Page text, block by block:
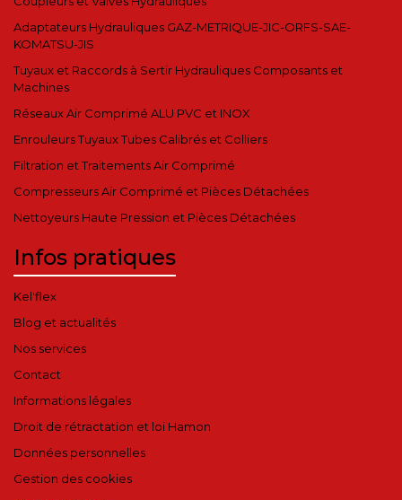
Adaptateurs Hydrauliques GAZ-METRIQUE-JIC-ORFS-SAE-
KOMATSU-JIS
Tuyaux et Raccords à Sertir Hydrauliques Composants et
Machines
Réseaux Air Comprimé ALU PVC et INOX
Enrouleurs Tuyaux Tubes Calibrés et Colliers
Filtration et Traitements Air Comprimé
Compresseurs Air Comprimé et Pièces Détachées
Nettoyeurs Haute Pression et Pièces Détachées
Infos pratiques
Kel'flex
Blog et actualités
Nos services
Contact
Informations légales
Droit de rétractation et loi Hamon
Données personnelles
Gestion des cookies